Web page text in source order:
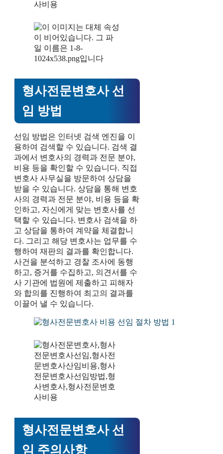
형사전문변호사 선
임 방법
선임 방법은 인터넷 검색 엔진을 이
용하여 검색할 수 있습니다. 검색 결
과에서 변호사의 경력과 전문 분야,
비용 등을 확인할 수 있습니다. 직접
변호사 사무실을 방문하여 상담을
받을 수 있습니다. 상담을 통해 변호
사의 경력과 전문 분야, 비용 등을 확
인하고, 자신에게 맞는 변호사를 선
택할 수 있습니다. 변호사 검색을 하
고 상담을 통하여 계약을 체결합니
다. 그리고 해당 변호사는 업무를 수
행하여 재판의 결과를 확인합니다.
사건을 분석하고 경찰 조사에 동행
하고, 증거를 수집하고, 의견서를 수
사 기관에 법원에 제출하고 피해자
와 합의를 진행하여 최고의 결과를
이끌어 낼 수 있습니다.
형사전문변호사 선
임 주의사항